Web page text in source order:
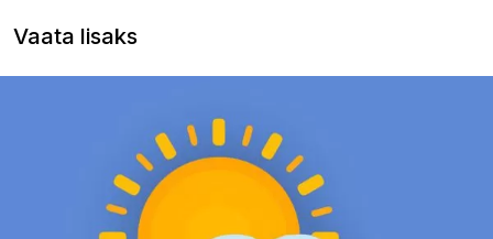
Vaata lisaks